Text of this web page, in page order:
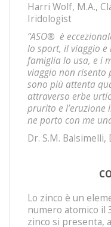
Harri Wolf, M.A.,
Iridologist
“ASO® è
lo sport, il viaggio e
famiglia lo usa, e i
viaggio non risento
sono più attenta
attraverso erbe
prurito e l’eruzione
ne porto con me
Dr. S.M.
Lo zinco è un
numero atomico il
zinco si presenta,